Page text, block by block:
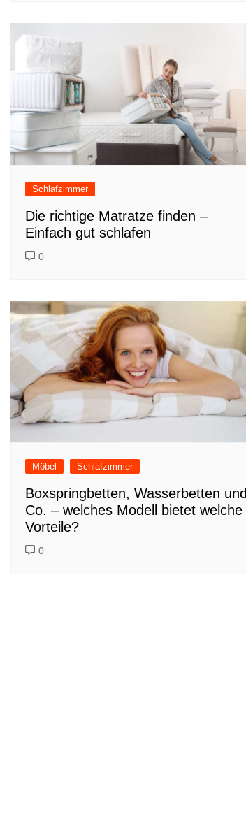
Schlafzimmer
Die richtige Matratze finden –
Einfach gut schlafen
0
Möbel Schlafzimmer
Boxspringbetten, Wasserbetten und
Co. – welches Modell bietet welche
Vorteile?
0